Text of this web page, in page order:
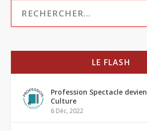
LE FLASH
Profession Spectacle
Culture
6 Déc, 2022